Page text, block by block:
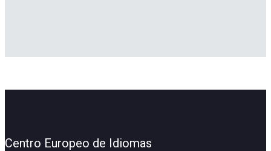
Centro Europeo de Idiomas